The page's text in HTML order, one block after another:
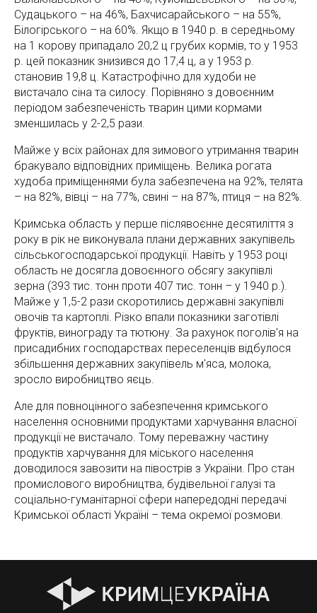
Судацького – на 46%, Бахчисарайського – на 55%,
Білогірського – на 60%. Якщо в 1940 р. в середньому
на 1 корову припадало 20,2 ц грубих кормів, то у 1953
р. цей показник знизився до 17,4 ц, а у 1953 р.
становив 19,8 ц. Катастрофічно для худоби не
вистачало сіна та силосу. Порівняно з довоєнним
періодом забезпеченість тварин цими кормами
зменшилась у 2-2,5 рази.
Майже у всіх районах для зимового утримання тварин
бракувало відповідних приміщень. Велика рогата
худоба приміщеннями була забезпечена на 92%, телята
– на 82%, вівці – на 77%, свині – на 87%, птиця – на 82%.
Кримська область у перше післявоєнне десятиліття з
року в рік не виконувала плани державних закупівель
сільськогосподарської продукції. Навіть у 1953 році
область не досягла довоєнного обсягу закупівлі
зерна (393 тис. тонн проти 407 тис. тонн – у 1940 р.).
Майже у 1,5-2 рази скоротились державні закупівлі
овочів та картоплі. Різко впали показники заготівлі
фруктів, винограду та тютюну. За рахунок поголів'я на
присадибних господарствах переселенців відбулося
збільшення державних закупівель м'яса, молока,
зросло виробництво яєць.
Але для повноцінного забезпечення кримського
населення основними продуктами харчування власної
продукції не вистачало. Тому переважну частину
продуктів харчування для міського населення
доводилося завозити на півострів з України. Про стан
промислового виробництва, будівельної галузі та
соціально-гуманітарної сфери напередодні передачі
Кримської області Україні – тема окремої розмови.